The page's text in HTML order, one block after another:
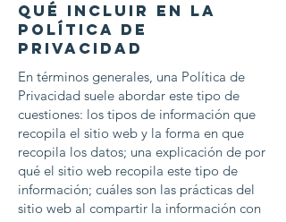
Qué incluir en la
Política de
Privacidad
En términos generales, una Política de
Privacidad suele abordar este tipo de
cuestiones: los tipos de información que
recopila el sitio web y la forma en que
recopila los datos; una explicación de por
qué el sitio web recopila este tipo de
información; cuáles son las prácticas del
sitio web al compartir la información con